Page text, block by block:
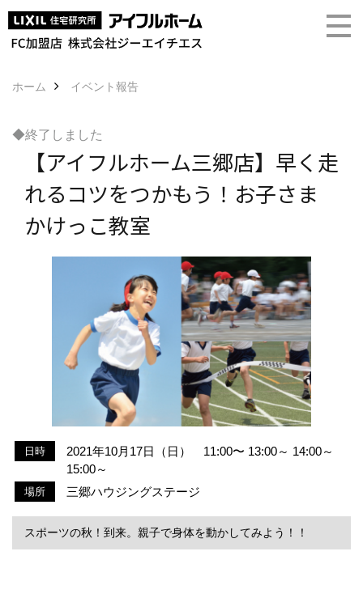
ホーム イベント報告
◆終了しました
【アイフルホーム三郷店】早く走
れるコツをつかもう！お子さま
かけっこ教室
日時
2021年10月17日（日） 11:00〜 13:00～ 14:00～
15:00～
場所 三郷ハウジングステージ
スポーツの秋！到来。親子で身体を動かしてみよう！！